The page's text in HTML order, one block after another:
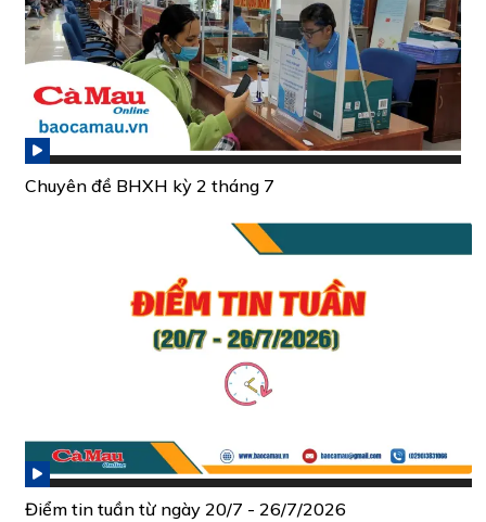
Chuyên đề BHXH kỳ 2 tháng 7
Điểm tin tuần từ ngày 20/7 - 26/7/2026